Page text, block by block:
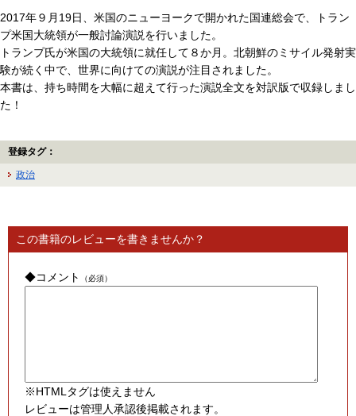
2017年９月19日、米国のニューヨークで開かれた国連総会で、トラン
プ米国大統領が一般討論演説を行いました。
トランプ氏が米国の大統領に就任して８か月。北朝鮮のミサイル発射実
験が続く中で、世界に向けての演説が注目されました。
本書は、持ち時間を大幅に超えて行った演説全文を対訳版で収録しまし
た！
登録タグ：
政治
この書籍のレビューを書きませんか？
◆コメント （必須）
※HTMLタグは使えません
レビューは管理人承認後掲載されます。